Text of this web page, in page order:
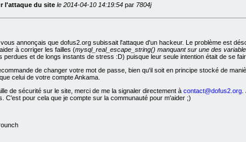
l'attaque du site le 2014-04-10 14:19:54 par 7804j
vous annonçais que dofus2.org subissait l'attaque d'un hackeur. Le problème est
à corriger les failles (mysql_real_escape_string() manquant sur une des
perdues et de longs instants de stress :D) puisque leur seule intention était de se
de changer votre mot de passe, bien qu'il soit en principe stocké de
celui de votre compte Ankama.
de sécurité sur le site, merci de me la signaler directement à contact@dofus2.org.
C'est pour cela que je compte sur la communauté pour m'aider ;)